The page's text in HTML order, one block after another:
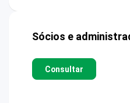
Sócios e
Consultar